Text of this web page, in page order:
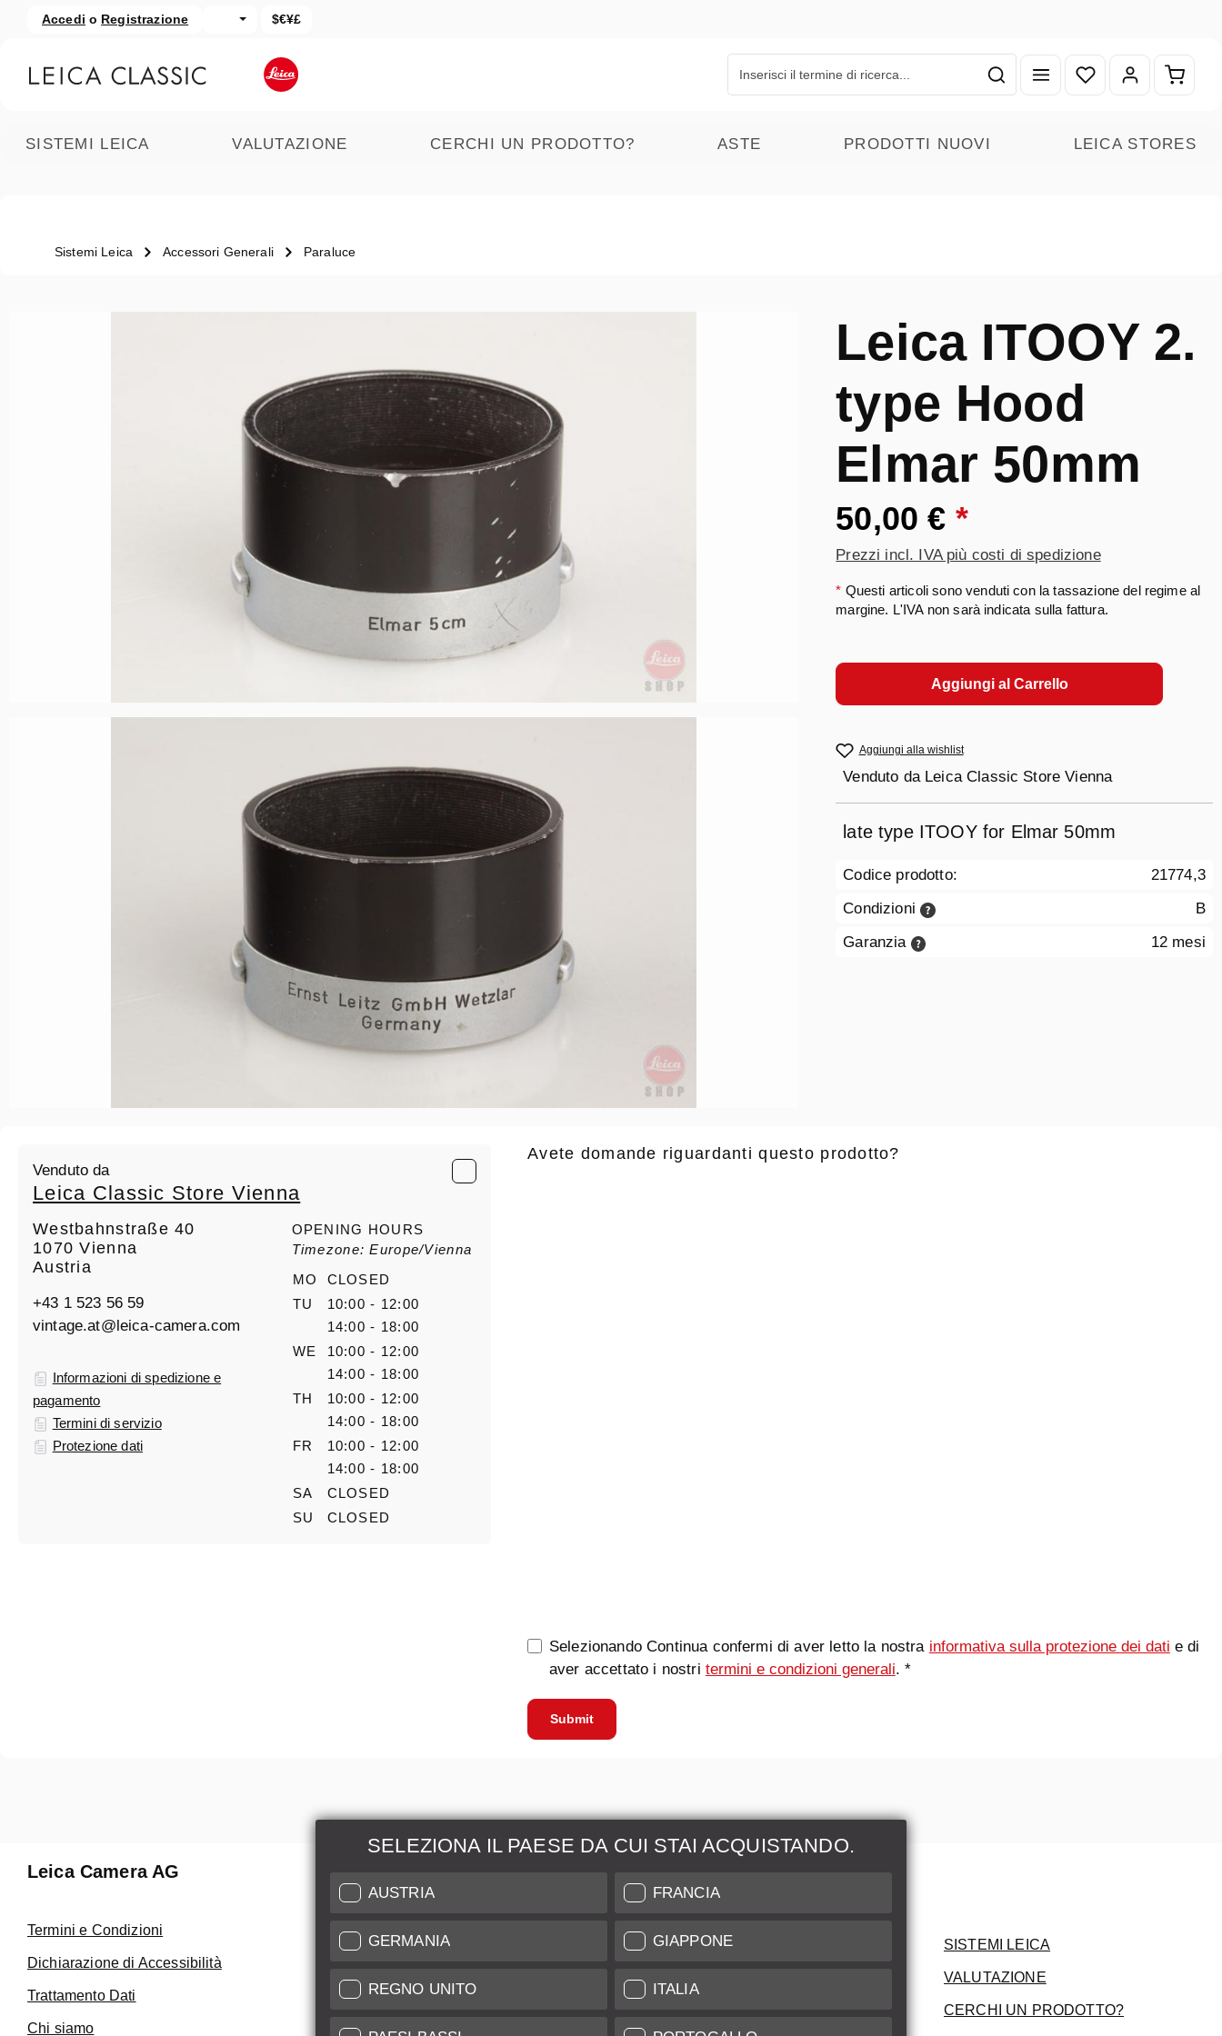
al contenuto principale
Salta alla ricerca
Accedi o Registrazione $€¥£
Hai 0 articoli nella lista
SISTEMI LEICA VALUTAZIONE CERCHI UN PRODOTTO? ASTE PRODOTTI NUOVI LEICA STORES
Sistemi Leica Accessori Generali Paraluce
Leica ITOOY 2.
type Hood
Elmar 50mm
50,00 € *
Prezzi incl. IVA più costi di spedizione
* Questi articoli sono venduti con la tassazione del regime al
margine. L'IVA non sarà indicata sulla fattura.
Aggiungi al Carrello
Aggiungi alla wishlist
Venduto da Leica Classic Store Vienna
late type ITOOY for Elmar 50mm
Codice prodotto:
21774,3
Condizioni
B
Garanzia
12 mesi
Venduto da
Leica Classic Store Vienna
Westbahnstraße 40
1070 Vienna
Austria
+43 1 523 56 59
vintage.at@leica-camera.com
Informazioni di spedizione e
pagamento
Termini di servizio
Protezione dati
OPENING HOURS
Timezone: Europe/Vienna
MO
CLOSED
TU
10:00 - 12:00
14:00 - 18:00
WE
10:00 - 12:00
14:00 - 18:00
TH
10:00 - 12:00
14:00 - 18:00
FR
10:00 - 12:00
14:00 - 18:00
SA
CLOSED
SU
CLOSED
Avete domande riguardanti questo prodotto?
Selezionando Continua confermi di aver letto la nostra informativa sulla protezione dei dati e di
aver accettato i nostri termini e condizioni generali. *
Submit
SELEZIONA IL PAESE DA CUI STAI ACQUISTANDO.
AUSTRIA FRANCIA
GERMANIA GIAPPONE
REGNO UNITO ITALIA
Leica Camera AG
Termini e Condizioni
Dichiarazione di Accessibilità
Trattamento Dati
Chi siamo
Manutenzione &
Riparazione
Fai uso del nostro Leica Customer
Care
Assistenza Clienti
Maggiori Informazioni
Indice di Conservazione
Spedizione e Pagamenti
Garanzia
Trattamento Dati
SISTEMI LEICA
VALUTAZIONE
CERCHI UN PRODOTTO?